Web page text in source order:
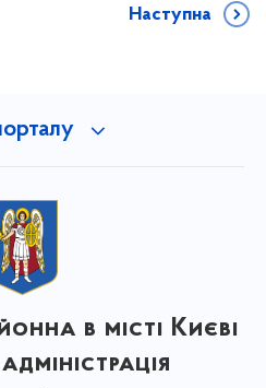
Наступна
в місті Києві